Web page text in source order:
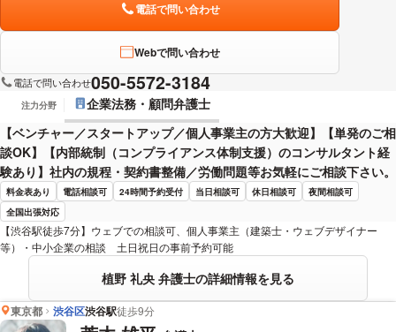
電話で問い合わせ
Webで問い合わせ
電話で問い合わせ050-5572-3184
注力分野
企業法務・顧問弁護士
【ベンチャー／スタートアップ／個人事業主の方大歓迎】【単発のご相
談OK】【内部統制（コンプライアンス体制支援）のコンサルタント経
験あり】社内の規程・契約書整備／労働問題等お気軽にご相談下さい。
料金表あり 電話相談可 24時間予約受付 当日相談可 休日相談可
夜間相談可
全国出張対応
【渋谷駅徒歩7分】ウェブでの相談可、個人事業主（建築士・ウェブデザイナー
等）・中小企業の相談 土日祝日の事前予約可能
植野 礼央 弁護士の詳細情報を見る
東京都 渋谷区渋谷駅徒歩9分